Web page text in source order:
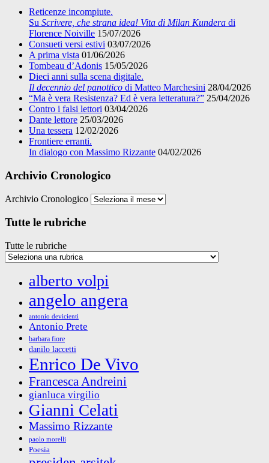
Reticenze incompiute.
Su Scrivere, che strana idea! Vita di Milan Kundera di
Florence Noiville 15/07/2026
Consueti versi estivi 03/07/2026
A prima vista 01/06/2026
Tombeau d’Adonis 15/05/2026
Dieci anni sulla scena digitale.
Il decennio del panottico di Matteo Marchesini 28/04/2026
“Ma è vera Resistenza? Ed è vera letteratura?” 25/04/2026
Contro i falsi lettori 03/04/2026
Dante lettore 25/03/2026
Una tessera 12/02/2026
Frontiere erranti.
In dialogo con Massimo Rizzante 04/02/2026
Archivio Cronologico
Archivio Cronologico
Tutte le rubriche
Tutte le rubriche
alberto volpi
angelo angera
antonio devicienti
Antonio Prete
barbara fiore
danilo laccetti
Enrico De Vivo
Francesca Andreini
gianluca virgilio
Gianni Celati
Massimo Rizzante
paolo morelli
Poesia